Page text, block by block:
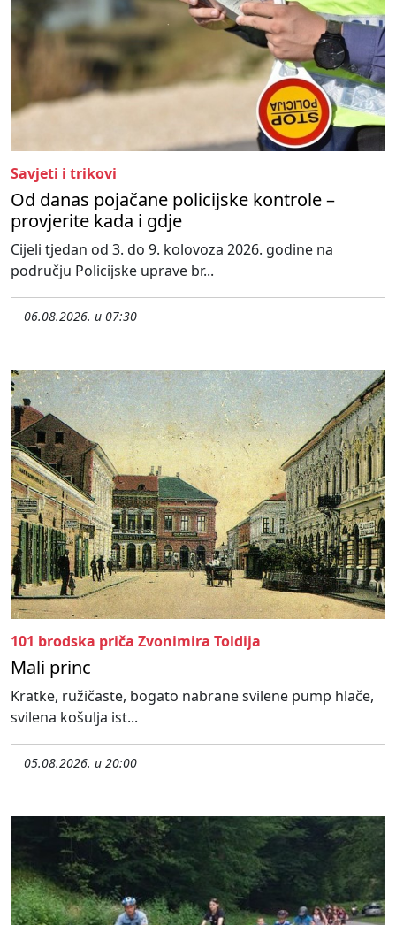
Savjeti i trikovi
Od danas pojačane policijske kontrole –
provjerite kada i gdje
Cijeli tjedan od 3. do 9. kolovoza 2026. godine na
području Policijske uprave br...
06.08.2026. u 07:30
101 brodska priča Zvonimira Toldija
Mali princ
Kratke, ružičaste, bogato nabrane svilene pump hlače,
svilena košulja ist...
05.08.2026. u 20:00